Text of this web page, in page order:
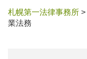
札幌第一法律事務所 >
業法務